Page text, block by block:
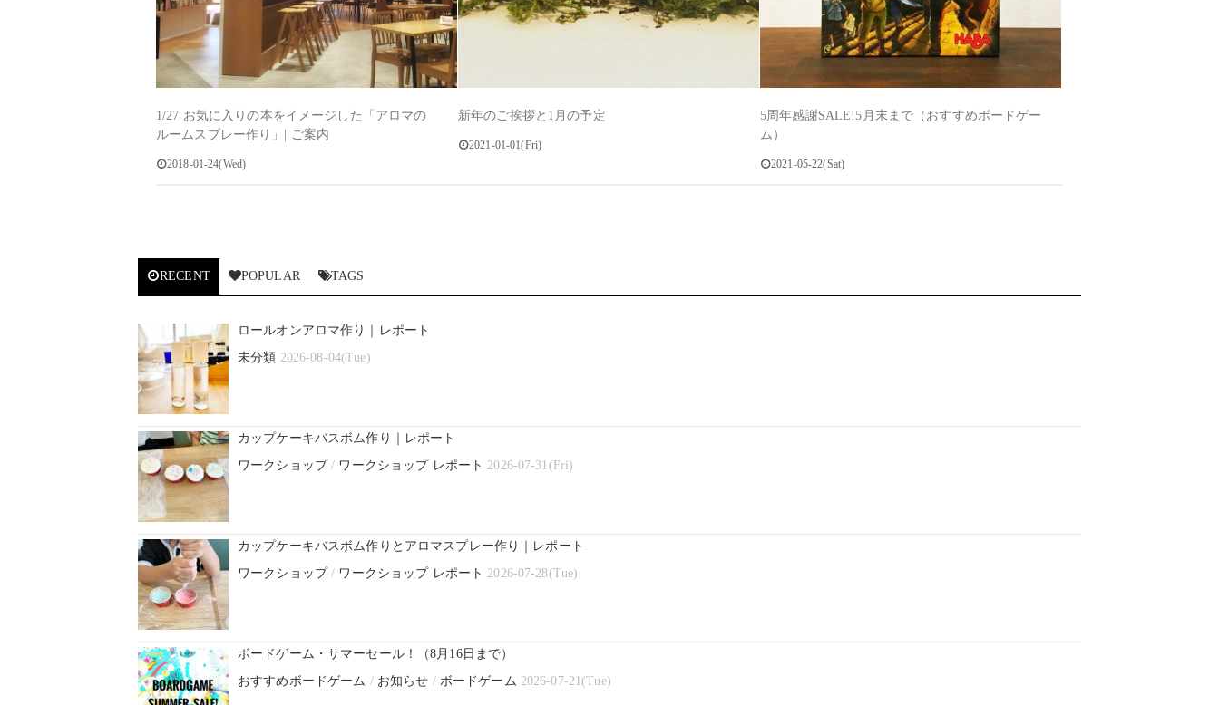
1/27 お気に入りの本をイメージした「アロマの
ルームスプレー作り」| ご案内
2018-01-24(Wed)
新年のご挨拶と1月の予定
2021-01-01(Fri)
5周年感謝SALE!5月末まで（おすすめボードゲー
ム）
2021-05-22(Sat)
RECENT POPULAR TAGS
ロールオンアロマ作り｜レポート
未分類 2026-08-04(Tue)
カップケーキバスボム作り｜レポート
ワークショップ/ ワークショップ レポート 2026-07-31(Fri)
カップケーキバスボム作りとアロマスプレー作り｜レポート
ワークショップ/ ワークショップ レポート 2026-07-28(Tue)
ボードゲーム・サマーセール！（8月16日まで）
おすすめボードゲーム / お知らせ / ボードゲーム 2026-07-21(Tue)